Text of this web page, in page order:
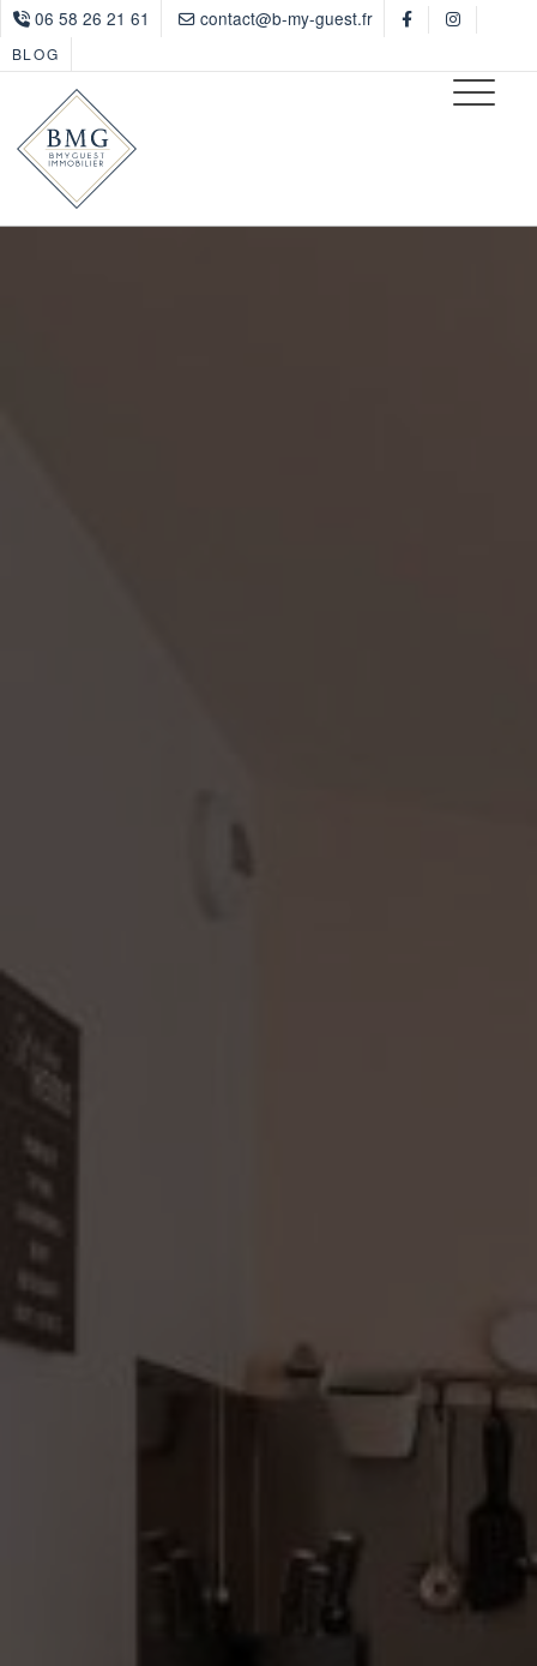
06 58 26 21 61 contact@b-my-guest.fr
BLOG